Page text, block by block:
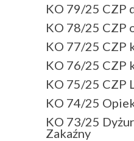
KO 79/25 CZP
KO 78/25 CZP
KO 77/25 CZP
KO 76/25 CZP
KO 75/25 CZP
KO 74/25
KO 73/25
Zakaźny